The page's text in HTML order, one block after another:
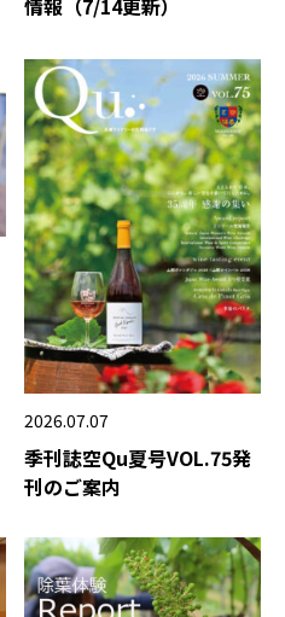
情報（7/14更新）
2026.07.07
季刊誌空Qu夏号VOL.75発
刊のご案内